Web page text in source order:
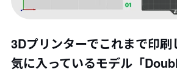
3Dプリンターでこれまで印
気に入っているモデル「